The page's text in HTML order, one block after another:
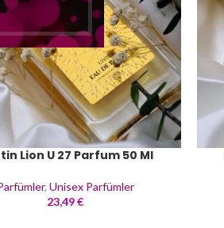
Lion U 27 Parfum 50 Ml
, Unisex Parfümler
23,49€